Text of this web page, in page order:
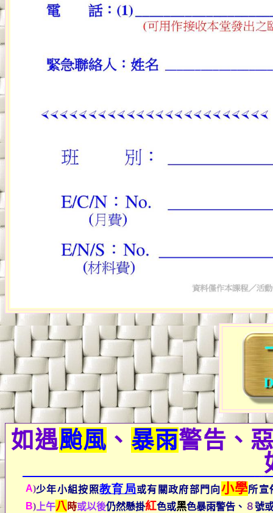
如遇颱風 、 暴雨警告、
A)少年小組按照教育局或有關政府部門向小學所宣
B) 上午八 時或以後仍然懸掛紅色或黑色暴雨警告、 ８號